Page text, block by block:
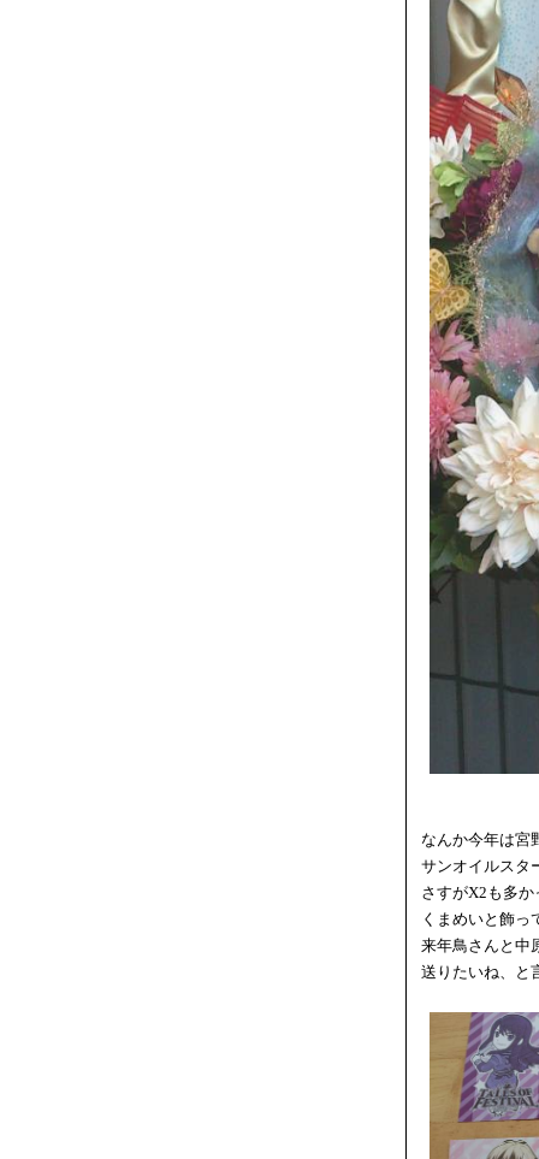
なんか今年は宮
サンオイルスタ
さすがX2も多か
くまめいと飾っ
来年鳥さんと中
送りたいね、と